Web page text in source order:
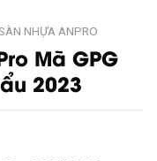
NHỰA ANPRO
Mã GPG
2023